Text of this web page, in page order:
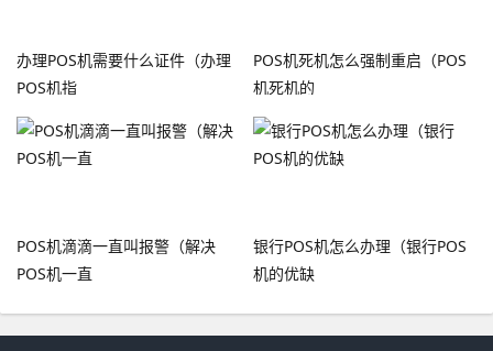
办理POS机需要什么证件（办理
POS机指
POS机死机怎么强制重启（POS
机死机的
POS机滴滴一直叫报警（解决
POS机一直
银行POS机怎么办理（银行POS
机的优缺